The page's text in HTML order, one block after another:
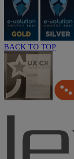
BACK TO TOP